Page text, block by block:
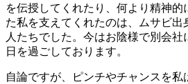
を伝授してくれたり、何より精神的
た私を支えてくれたのは、ムサビ
人たちでした。今はお陰様で別会
日を過ごしております。
自論ですが、ピンチやチャンスを私